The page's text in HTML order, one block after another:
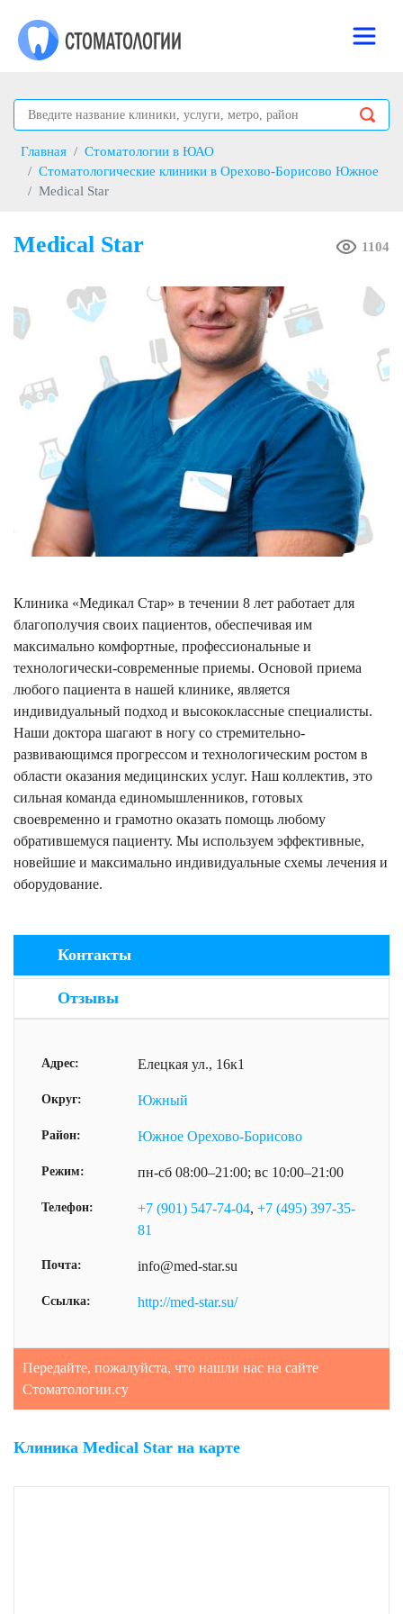
Главная
Стоматологии в ЮАО
Стоматологические клиники в Орехово-Борисово Южное
Medical Star
Medical Star 1104
Клиника «Медикал Стар» в течении 8 лет работает для
благополучия своих пациентов, обеспечивая им
максимально комфортные, профессиональные и
технологически-современные приемы. Основой приема
любого пациента в нашей клинике, является
индивидуальный подход и высококлассные специалисты.
Наши доктора шагают в ногу со стремительно-
развивающимся прогрессом и технологическим ростом в
области оказания медицинских услуг. Наш коллектив, это
сильная команда единомышленников, готовых
своевременно и грамотно оказать помощь любому
обратившемуся пациенту. Мы используем эффективные,
новейшие и максимально индивидуальные схемы лечения и
оборудование.
Контакты
Отзывы
Адрес: Елецкая ул., 16к1
Округ: Южный
Район: Южное Орехово-Борисово
Режим: пн-сб 08:00–21:00; вс 10:00–21:00
Телефон: +7 (901) 547-74-04, +7 (495) 397-35-
81
Почта: info@med-star.su
Ссылка: http://med-star.su/
Передайте, пожалуйста, что нашли нас на сайте
Стоматологии.су
Клиника Medical Star на карте